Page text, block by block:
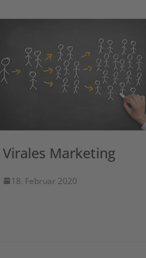
Virales Marketing
18. Februar 2020